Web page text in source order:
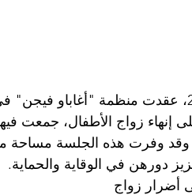
في 15 يناير 2026، عقدت منظمة
إنهاء زواج الأطفال، جمعت
وقد وفرت هذه الجلسة
دورهن في الوقاية والحماية.
أضرار زواج